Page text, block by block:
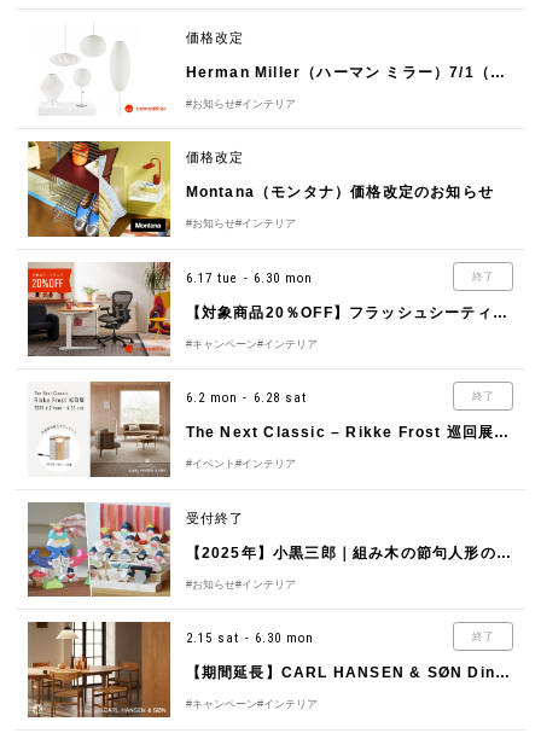
価格改定
Herman Miller（ハーマン ミラー）7/1（火）価格改定のお知らせ
#お知らせ#インテリア
価格改定
Montana（モンタナ）価格改定のお知らせ
#お知らせ#インテリア
終了
6.17 tue - 6.30 mon
【対象商品20％OFF】フラッシュシーティングセール
#キャンペーン#インテリア
終了
6.2 mon - 6.28 sat
The Next Classic – Rikke Frost 巡回展 2025
#イベント #インテリア
受付終了
【2025年】小黒三郎｜組み木の節句人形のご予約を開始しました
#お知らせ#インテリア
終了
2.15 sat - 6.30 mon
【期間延長】CARL HANSEN & SØN Dining Set Campaign 2025
#キャンペーン#インテリア